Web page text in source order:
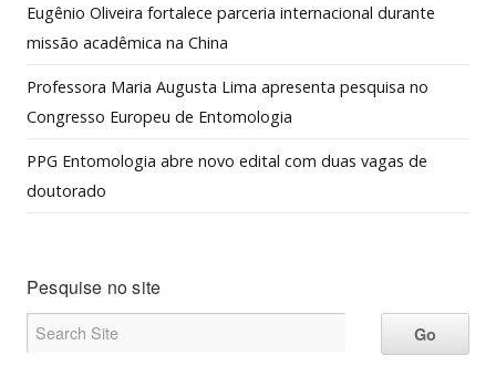
Eugênio Oliveira fortalece parceria internacional durante
missão acadêmica na China
Professora Maria Augusta Lima apresenta pesquisa no
Congresso Europeu de Entomologia
PPG Entomologia abre novo edital com duas vagas de
doutorado
Pesquise no site